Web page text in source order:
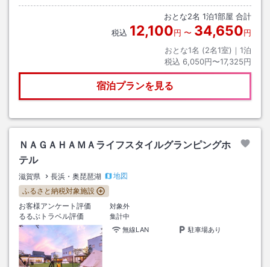
ねますので、その際は申し訳ございませんが、タクシーをご利用くださ
おとな2名 1泊1部屋 合計
税込 12,100円 〜 34,650円
おとな1名 (2名1室)｜ 1泊
税込 6,050円〜17,325円
宿泊プランを見る
ＮＡＧＡＨＡＭＡライフスタイルグランピングホ
テル
滋賀県 長浜・奥琵琶湖
地図
ふるさと納税対象施設
お客様アンケート評価
対象外
るるぶトラベル評価
集計中
無線LAN
駐車場あり